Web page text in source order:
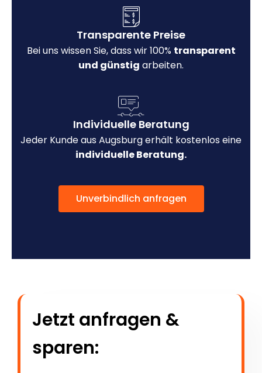
Transparente Preise
Bei uns wissen Sie, dass wir 100% transparent
und günstig arbeiten.
Individuelle Beratung
Jeder Kunde aus Augsburg erhält kostenlos eine
individuelle Beratung.
Unverbindlich anfragen
Jetzt anfragen &
sparen: